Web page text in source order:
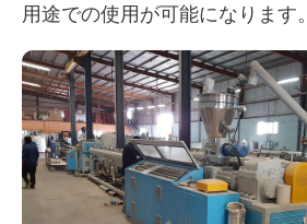
用途での使用が可能になります。